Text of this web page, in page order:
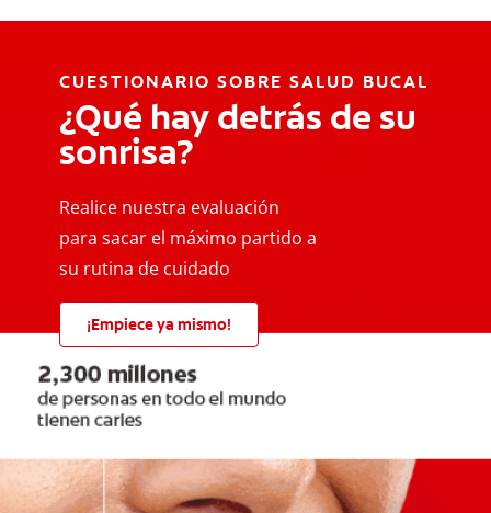
CUESTIONARIO SOBRE SALUD BUCAL
¿Qué hay detrás de su
sonrisa?
Realice nuestra evaluación
para sacar el máximo partido a
su rutina de cuidado
¡Empiece ya mismo!